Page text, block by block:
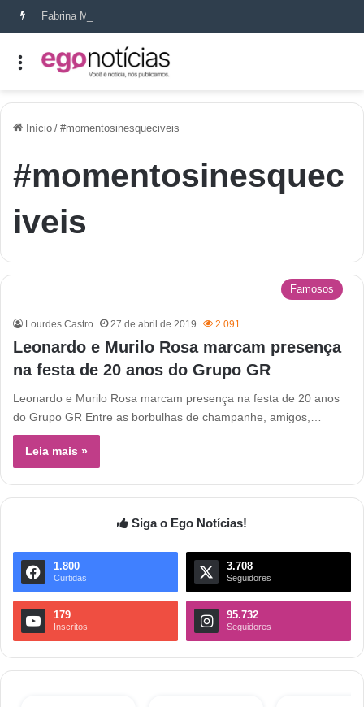
Fabrina Mahin e a arte de reconstruir confiança
Início / #momentosinesqueciveis
#momentosinesquec
iveis
Famosos
Lourdes Castro 27 de abril de 2019 2.091
Leonardo e Murilo Rosa marcam presença
na festa de 20 anos do Grupo GR
Leonardo e Murilo Rosa marcam presença na festa de 20 anos
do Grupo GR Entre as borbulhas de champanhe, amigos,…
Leia mais »
Siga o Ego Notícias!
1.800
Curtidas
3.708
Seguidores
179
Inscritos
95.732
Seguidores